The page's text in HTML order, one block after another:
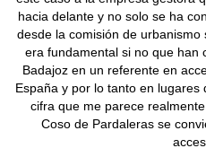
hacia delante y no solo se ha
desde la comisión de
era fundamental si no que han
Badajoz en un referente en
España y por lo tanto en
cifra que me parece
Coso de Pardaleras se